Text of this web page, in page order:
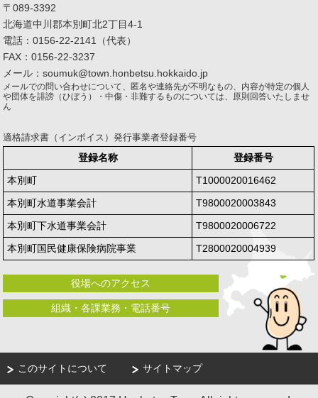
〒089-3392
北海道中川郡本別町北2丁目4-1
電話：0156-22-2141（代表）
FAX：0156-22-3237
メール：soumuk@town.honbetsu.hokkaido.jp
メールでの問い合わせについて、匿名や連絡先が不明なもの、内容が特定の個人
や団体を誹謗（ひぼう）・中傷・非難するものについては、原則回答いたしませ
ん
適格請求書（インボイス）発行事業者登録番号
登録名称
登録番号
本別町
T1000020016462
本別町水道事業会計
T9800020003843
本別町下水道事業会計
T9800020006722
本別町国民健康保険病院事業
T2800020004939
役場へのアクセス
組織・各課業務・電話番号
このサイトについて サイトマップ